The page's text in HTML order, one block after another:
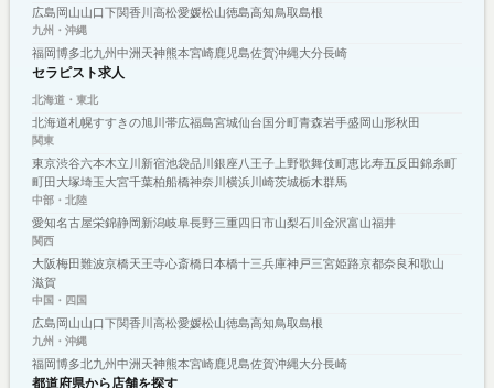
広島岡山山口下関香川高松愛媛松山徳島高知鳥取島根
九州・沖縄
福岡博多北九州中洲天神熊本宮崎鹿児島佐賀沖縄大分長崎
セラピスト求人
北海道・東北
北海道札幌すすきの旭川帯広福島宮城仙台国分町青森岩手盛岡山形秋田
関東
東京渋谷六本木立川新宿池袋品川銀座 八王子 上野歌舞伎町恵比寿五反田錦糸町
町田大塚埼玉大宮千葉柏船橋神奈川横浜川崎茨城栃木群馬
中部・北陸
愛知名古屋栄錦静岡新潟岐阜長野三重四日市山梨石川金沢富山福井
関西
大阪梅田難波京橋天王寺心斎橋日本橋十三兵庫神戸三宮姫路京都奈良和歌山
滋賀
中国・四国
広島岡山山口下関香川高松愛媛松山徳島高知鳥取島根
九州・沖縄
福岡博多北九州中洲天神熊本宮崎鹿児島佐賀沖縄大分長崎
都道府県から店舗を探す